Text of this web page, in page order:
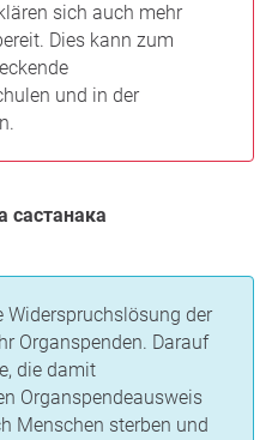
sich auch mehr
Dies kann zum
und in der
састанака
der
Organspenden. Darauf
die damit
Organspendeausweis
Menschen sterben und